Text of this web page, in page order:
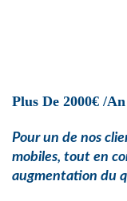
Plus De 2000€ /
Pour un de nos
mobiles, tout en
augmentation du